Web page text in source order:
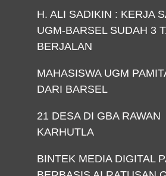
H. ALI SADIKIN : KERJA
UGM-BARSEL SUDAH 3
BERJALAN
MAHASISWA UGM
DARI BARSEL
21 DESA DI GBA RAWAN
KARHUTLA
BINTEK MEDIA DIGITAL